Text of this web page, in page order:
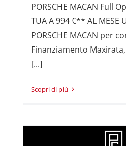
PORSCHE MACAN Full
TUA A 994 €** AL MESE
PORSCHE MACAN per
Finanziamento
[...]
Read More